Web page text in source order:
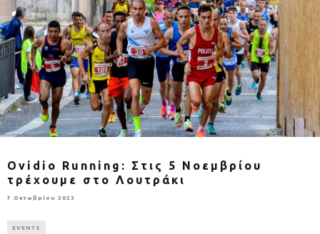
Ovidio Running: Στις 5 Νοεμβρίου
τρέχουμε στο Λουτράκι
7 Οκτωβρίου 2023
EVENTS